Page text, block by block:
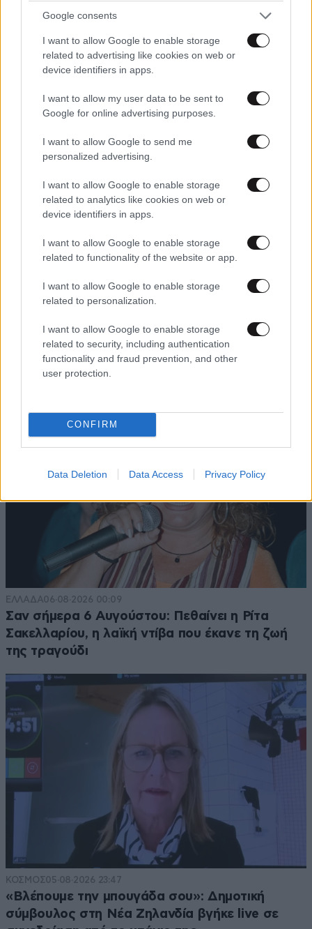
Google consents
I want to allow Google to enable storage
related to advertising like cookies on web or
device identifiers in apps.
I want to allow my user data to be sent to
Google for online advertising purposes.
I want to allow Google to send me
personalized advertising.
I want to allow Google to enable storage
related to analytics like cookies on web or
device identifiers in apps.
I want to allow Google to enable storage
related to functionality of the website or app.
I want to allow Google to enable storage
related to personalization.
I want to allow Google to enable storage
related to security, including authentication
functionality and fraud prevention, and other
user protection.
CONFIRM
Data Deletion Data Access Privacy Policy
LIFESTYLE05·08·2026 17:48
Παλάτι Marivent: Πώς οι κληρονόμοι του
Ιωάννη Σαριδάκη αφαίρεσαν 1.300 έργα τέχνης
από τη βασιλική οικογένεια της Ισπανίας
ΕΛΛΑΔΑ06·08·2026 00:09
Σαν σήμερα 6 Αυγούστου: Πεθαίνει η Ρίτα
Σακελλαρίου, η λαϊκή ντίβα που έκανε τη ζωή
της τραγούδι
ΚΟΣΜΟΣ05·08·2026 23:47
«Βλέπουμε την μπουγάδα σου»: Δημοτική
σύμβουλος στη Νέα Ζηλανδία βγήκε live σε